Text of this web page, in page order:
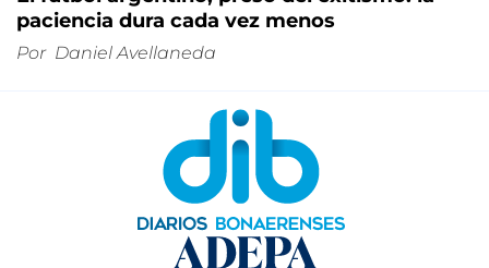
paciencia dura cada vez menos
Por Daniel Avellaneda